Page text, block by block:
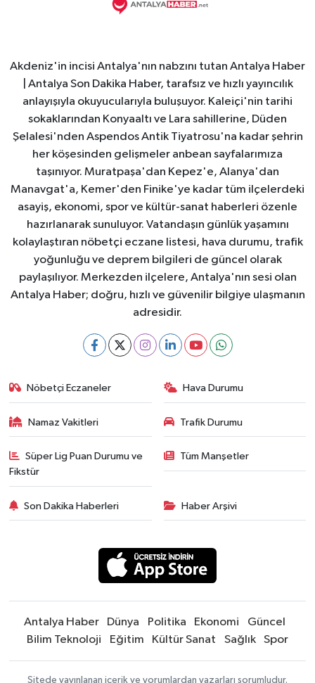
Akdeniz'in incisi Antalya'nın nabzını tutan Antalya Haber
| Antalya Son Dakika Haber, tarafsız ve hızlı yayıncılık
anlayışıyla okuyucularıyla buluşuyor. Kaleiçi'nin tarihi
sokaklarından Konyaaltı ve Lara sahillerine, Düden
Şelalesi'nden Aspendos Antik Tiyatrosu'na kadar şehrin
her köşesinden gelişmeler anbean sayfalarımıza
taşınıyor. Muratpaşa'dan Kepez'e, Alanya'dan
Manavgat'a, Kemer'den Finike'ye kadar tüm ilçelerdeki
asayiş, ekonomi, spor ve kültür-sanat haberleri özenle
hazırlanarak sunuluyor. Vatandaşın günlük yaşamını
kolaylaştıran nöbetçi eczane listesi, hava durumu, trafik
yoğunluğu ve deprem bilgileri de güncel olarak
paylaşılıyor. Merkezden ilçelere, Antalya'nın sesi olan
Antalya Haber; doğru, hızlı ve güvenilir bilgiye ulaşmanın
adresidir.
Nöbetçi Eczaneler Hava Durumu
Namaz Vakitleri Trafik Durumu
Süper Lig Puan Durumu ve
Fikstür
Tüm Manşetler
Son Dakika Haberleri Haber Arşivi
Antalya Haber Dünya Politika Ekonomi
Güncel
Bilim Teknoloji
Eğitim Kültür Sanat Sağlık Spor
Sitede yayınlanan içerik ve yorumlardan yazarları sorumludur.